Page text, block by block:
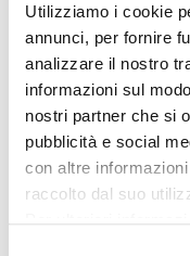
Utilizziamo i cookie
annunci, per fornire
analizzare il nostro
informazioni sul
nostri partner che si
pubblicità e social
con altre
raccolto dal suo
Di questa
entrambe le
più competenze
disponibilità, nuovi
tecnologie e sistemi
qualcosa che
Apostroph sia di